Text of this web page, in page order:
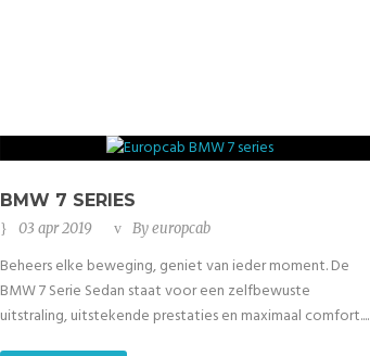
BMW 7 SERIES
03 apr 2019 Byeuropcab
Beheers elke beweging, geniet van ieder moment. De
BMW 7 Serie Sedan staat voor een zelfbewuste
uitstraling, uitstekende prestaties en maximaal comfort....